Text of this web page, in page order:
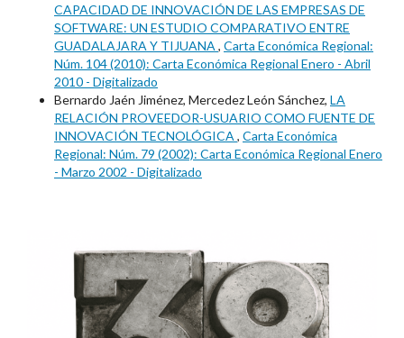
CAPACIDAD DE INNOVACIÓN DE LAS EMPRESAS DE
SOFTWARE: UN ESTUDIO COMPARATIVO ENTRE
GUADALAJARA Y TIJUANA , Carta Económica Regional:
Núm. 104 (2010): Carta Económica Regional Enero - Abril
2010 - Digitalizado
Bernardo Jaén Jiménez, Mercedez León Sánchez, LA
RELACIÓN PROVEEDOR-USUARIO COMO FUENTE DE
INNOVACIÓN TECNOLÓGICA , Carta Económica
Regional: Núm. 79 (2002): Carta Económica Regional Enero
- Marzo 2002 - Digitalizado